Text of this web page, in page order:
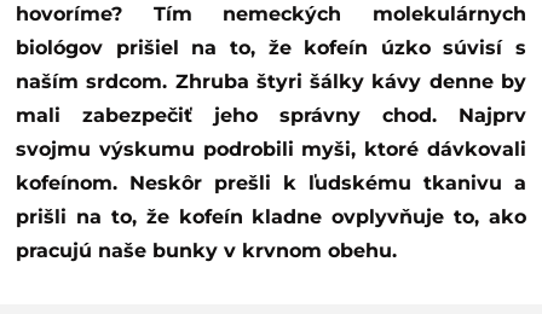
hovoríme? Tím nemeckých molekulárnych
biológov prišiel na to, že kofeín úzko súvisí s
naším srdcom. Zhruba štyri šálky kávy denne by
mali zabezpečiť jeho správny chod. Najprv
svojmu výskumu podrobili myši, ktoré dávkovali
kofeínom. Neskôr prešli k ľudskému tkanivu a
prišli na to, že kofeín kladne ovplyvňuje to, ako
pracujú naše bunky v krvnom obehu.